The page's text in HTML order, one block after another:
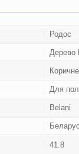
Родос
Дерево
Для
Belani
41.8